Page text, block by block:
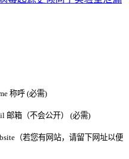
称呼 (必需)
邮箱（不会公开） (必需)
（若您有网站，请留下网址以便